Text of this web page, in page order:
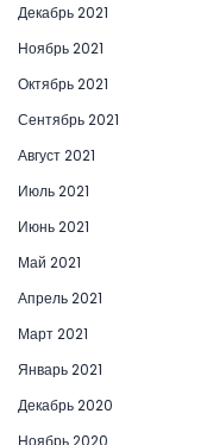
Декабрь 2021
Ноябрь 2021
Октябрь 2021
Сентябрь 2021
Август 2021
Июль 2021
Июнь 2021
Май 2021
Апрель 2021
Март 2021
Январь 2021
Декабрь 2020
Ноябрь 2020